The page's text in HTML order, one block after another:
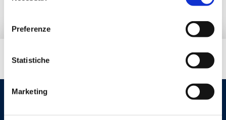
Preferenze
Statistiche
Marketing